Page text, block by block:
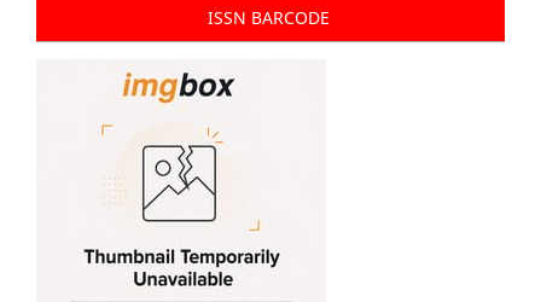
ISSN BARCODE